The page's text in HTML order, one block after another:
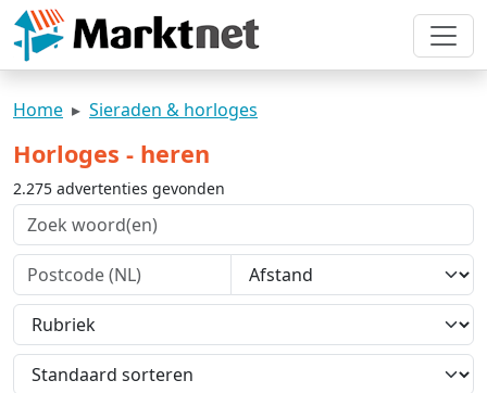
Home Sieraden & horloges
Horloges - heren
2.275 advertenties gevonden